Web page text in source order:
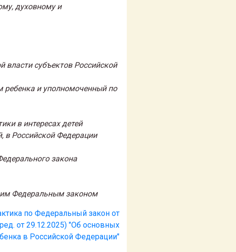
духовному и
власти субъектов Российской
ребенка и уполномоченный по
в интересах детей
в Российской Федерации
закона
Федеральным законом
по Федеральный закон от
от 29.12.2025) "Об основных
в Российской Федерации"